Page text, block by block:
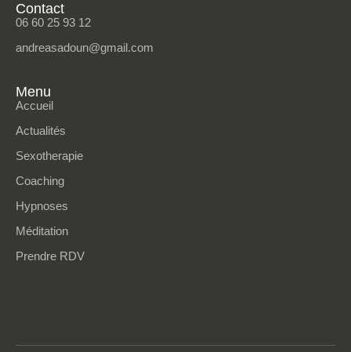
Contact
06 60 25 93 12
andreasadoun@gmail.com
Menu
Accueil
Actualités
Sexotherapie
Coaching
Hypnoses
Méditation
Prendre RDV